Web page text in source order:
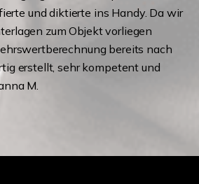
und diktierte ins Handy. Da wir
zum Objekt vorliegen
bereits nach
erstellt, sehr kompetent und
M.